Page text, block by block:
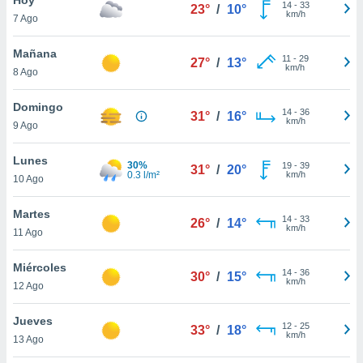
en
más
nuestra
de
cookies
aceptar
7 Ago
23° / 10° 14- 33
km/h
Mañana
8 Ago
27° / 13° 11 - 29
km/h
Domingo
9 Ago
31° / 16° 14- 36
km/h
Lunes
10 Ago
30%
0.3 l/m²
31° / 20° 19- 39
km/h
Martes
11 Ago
26° / 14° 14- 33
km/h
Miércoles
12 Ago
30° / 15° 14- 36
km/h
Jueves
13 Ago
33° / 18° 12- 25
km/h